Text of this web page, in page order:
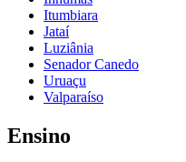
Itumbiara
Jataí
Luziânia
Senador Canedo
Uruaçu
Valparaíso
Ensino